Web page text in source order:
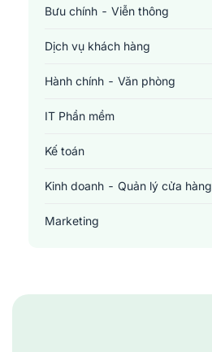
Bưu chính - Viễn thông
Dịch vụ khách hàng
Hành chính - Văn phòng
IT Phần mềm
Kế toán
Kinh doanh - Quản lý cửa hàng
Marketing